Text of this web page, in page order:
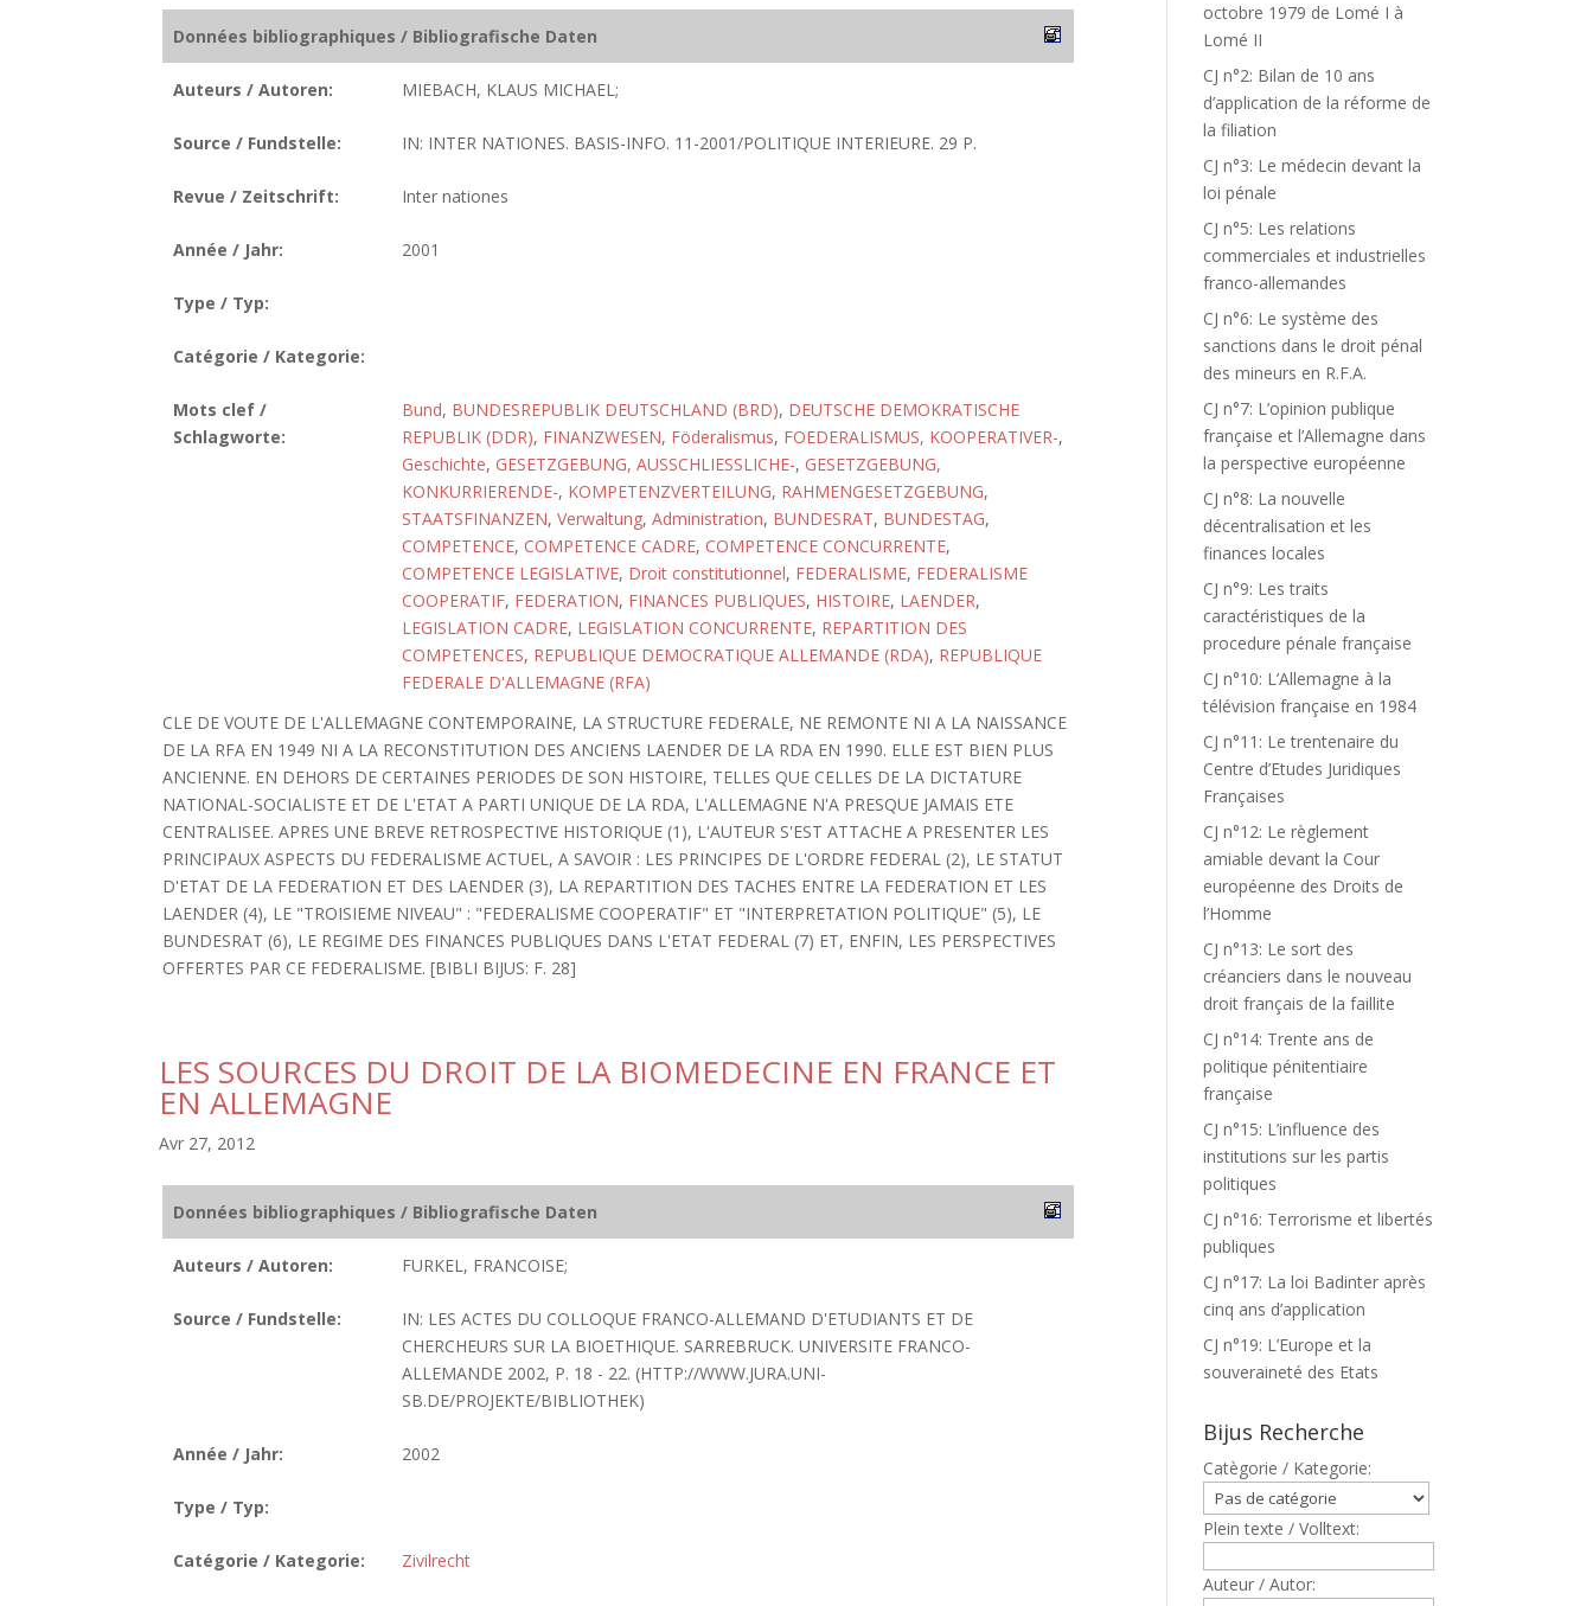
Données bibliographiques / Bibliografische Daten
Auteurs / Autoren: MIEBACH, KLAUS MICHAEL;
Source / Fundstelle: IN: INTER NATIONES. BASIS-INFO. 11-2001/POLITIQUE INTERIEURE. 29 P.
Revue / Zeitschrift: Inter nationes
Année / Jahr: 2001
Type / Typ:
Catégorie / Kategorie:
Mots clef /
Schlagworte:
Bund, BUNDESREPUBLIK DEUTSCHLAND (BRD), DEUTSCHE DEMOKRATISCHE
REPUBLIK (DDR), FINANZWESEN, Föderalismus, FOEDERALISMUS, KOOPERATIVER-,
Geschichte, GESETZGEBUNG, AUSSCHLIESSLICHE-, GESETZGEBUNG,
KONKURRIERENDE-, KOMPETENZVERTEILUNG, RAHMENGESETZGEBUNG,
STAATSFINANZEN, Verwaltung, Administration, BUNDESRAT, BUNDESTAG,
COMPETENCE, COMPETENCE CADRE, COMPETENCE CONCURRENTE,
COMPETENCE LEGISLATIVE, Droit constitutionnel, FEDERALISME, FEDERALISME
COOPERATIF, FEDERATION, FINANCES PUBLIQUES, HISTOIRE, LAENDER,
LEGISLATION CADRE, LEGISLATION CONCURRENTE, REPARTITION DES
COMPETENCES, REPUBLIQUE DEMOCRATIQUE ALLEMANDE (RDA), REPUBLIQUE
FEDERALE D'ALLEMAGNE (RFA)
CLE DE VOUTE DE L'ALLEMAGNE CONTEMPORAINE, LA STRUCTURE FEDERALE, NE REMONTE NI A LA NAISSANCE
DE LA RFA EN 1949 NI A LA RECONSTITUTION DES ANCIENS LAENDER DE LA RDA EN 1990. ELLE EST BIEN PLUS
ANCIENNE. EN DEHORS DE CERTAINES PERIODES DE SON HISTOIRE, TELLES QUE CELLES DE LA DICTATURE
NATIONAL-SOCIALISTE ET DE L'ETAT A PARTI UNIQUE DE LA RDA, L'ALLEMAGNE N'A PRESQUE JAMAIS ETE
CENTRALISEE. APRES UNE BREVE RETROSPECTIVE HISTORIQUE (1), L'AUTEUR S'EST ATTACHE A PRESENTER LES
PRINCIPAUX ASPECTS DU FEDERALISME ACTUEL, A SAVOIR : LES PRINCIPES DE L'ORDRE FEDERAL (2), LE STATUT
D'ETAT DE LA FEDERATION ET DES LAENDER (3), LA REPARTITION DES TACHES ENTRE LA FEDERATION ET LES
LAENDER (4), LE "TROISIEME NIVEAU" : "FEDERALISME COOPERATIF" ET "INTERPRETATION POLITIQUE" (5), LE
BUNDESRAT (6), LE REGIME DES FINANCES PUBLIQUES DANS L'ETAT FEDERAL (7) ET, ENFIN, LES PERSPECTIVES
OFFERTES PAR CE FEDERALISME. [BIBLI BIJUS: F. 28]
LES SOURCES DU DROIT DE LA BIOMEDECINE EN FRANCE ET
EN ALLEMAGNE
Avr 27, 2012
Données bibliographiques / Bibliografische Daten
Auteurs / Autoren: FURKEL, FRANCOISE;
Source / Fundstelle:
IN: LES ACTES DU COLLOQUE FRANCO-ALLEMAND D'ETUDIANTS ET DE
CHERCHEURS SUR LA BIOETHIQUE. SARREBRUCK. UNIVERSITE FRANCO-
ALLEMANDE 2002, P. 18 - 22. (HTTP://WWW.JURA.UNI-
SB.DE/PROJEKTE/BIBLIOTHEK)
Année / Jahr: 2002
Type / Typ:
Catégorie / Kategorie: Zivilrecht
octobre 1979 de Lomé I à
Lomé II
CJ n°2: Bilan de 10 ans
d’application de la réforme de
la filiation
CJ n°3: Le médecin devant la
loi pénale
CJ n°5: Les relations
commerciales et industrielles
franco-allemandes
CJ n°6: Le système des
sanctions dans le droit pénal
des mineurs en R.F.A.
CJ n°7: L’opinion publique
française et l’Allemagne dans
la perspective européenne
CJ n°8: La nouvelle
décentralisation et les
finances locales
CJ n°9: Les traits
caractéristiques de la
procedure pénale française
CJ n°10: L’Allemagne à la
télévision française en 1984
CJ n°11: Le trentenaire du
Centre d’Etudes Juridiques
Françaises
CJ n°12: Le règlement
amiable devant la Cour
européenne des Droits de
l’Homme
CJ n°13: Le sort des
créanciers dans le nouveau
droit français de la faillite
CJ n°14: Trente ans de
politique pénitentiaire
française
CJ n°15: L’influence des
institutions sur les partis
politiques
CJ n°16: Terrorisme et libertés
publiques
CJ n°17: La loi Badinter après
cinq ans d’application
CJ n°19: L’Europe et la
souveraineté des Etats
Bijus Recherche
Catègorie / Kategorie:
Plein texte / Volltext:
Auteur / Autor: